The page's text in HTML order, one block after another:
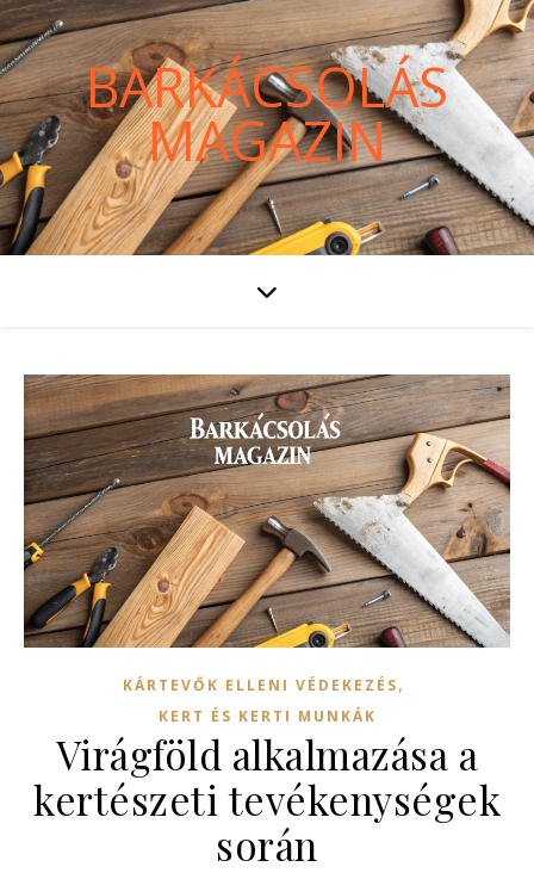
BARKÁCSOLÁS
MAGAZIN
KÁRTEVŐK ELLENI VÉDEKEZÉS,
KERT ÉS KERTI MUNKÁK
Virágföld alkalmazása a
kertészeti tevékenységek
során